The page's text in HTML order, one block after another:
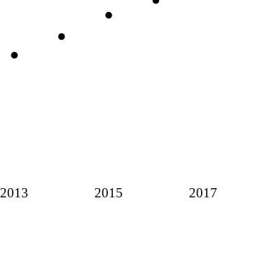
2013 2015 2017